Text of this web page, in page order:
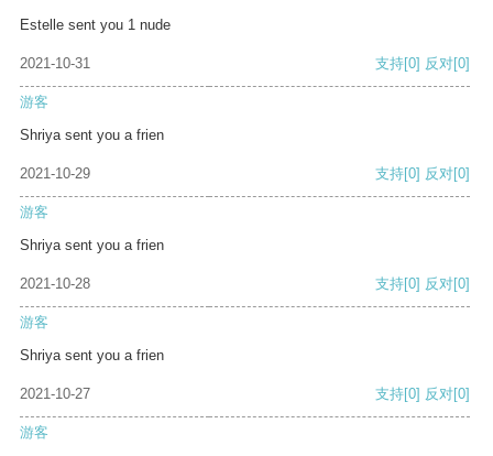
Estelle sent you 1 nude
2021-10-31 支持[0] 反对[0]
游客
Shriya sent you a frien
2021-10-29 支持[0] 反对[0]
游客
Shriya sent you a frien
2021-10-28 支持[0] 反对[0]
游客
Shriya sent you a frien
2021-10-27 支持[0] 反对[0]
游客